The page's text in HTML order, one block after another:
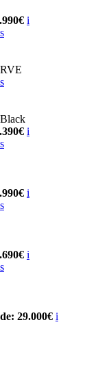
i
i
i
i
29.000€ i